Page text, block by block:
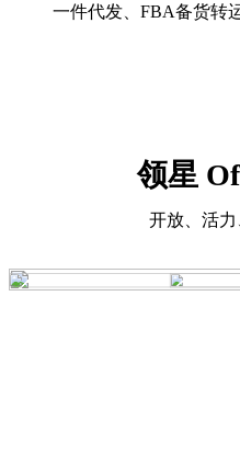
一件代发、FBA备货转
领星
开放、活